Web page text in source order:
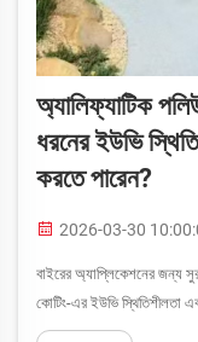
অ্যালিফ্যাটিক
ধরনের ইউভি
করতে পারেন?
2026-03-30
বাইরের অ্যাপ্লিকেশনের জন্য
কোটিং-এর ইউভি স্থিতিশীলতা
অত্যন্ত গুরুত্বপূর্ণ হয়ে ওঠে।